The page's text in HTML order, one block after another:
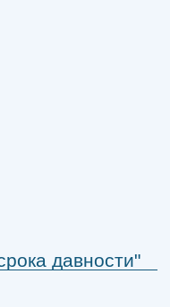
давности"